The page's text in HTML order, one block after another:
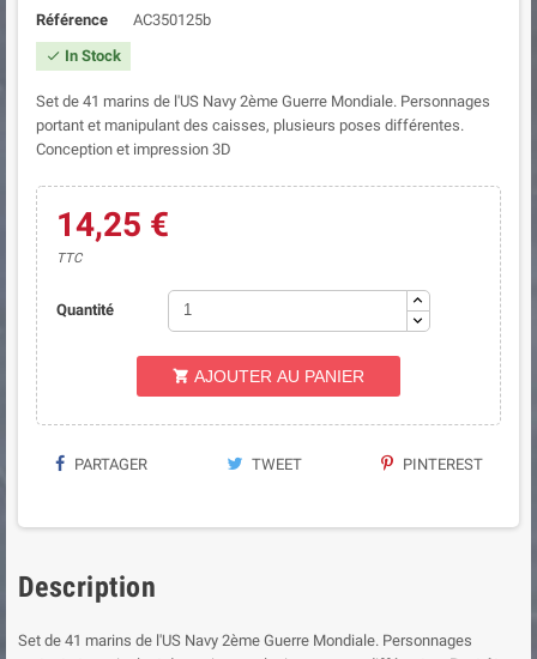
Référence AC350125b
 In Stock
Set de 41 marins de l'US Navy 2ème Guerre Mondiale. Personnages
portant et manipulant des caisses, plusieurs poses différentes.
Conception et impression 3D
14,25 €
TTC
Quantité
 AJOUTER AU PANIER
PARTAGER TWEET PINTEREST
Description
Set de 41 marins de l'US Navy 2ème Guerre Mondiale. Personnages